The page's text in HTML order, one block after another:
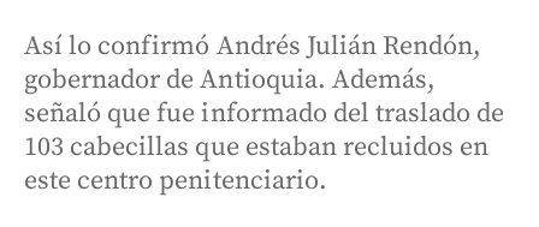
Así lo confirmó Andrés Julián Rendón,
gobernador de Antioquia. Además,
señaló que fue informado del traslado de
103 cabecillas que estaban recluidos en
este centro penitenciario.